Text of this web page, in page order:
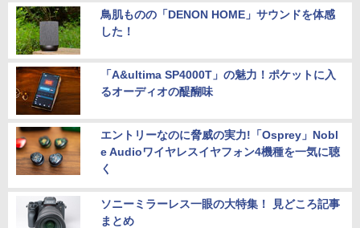
鳥肌ものの「DENON HOME」サウンドを体感
した！
「A&ultima SP4000T」の魅力！ポケットに入
るオーディオの醍醐味
エントリーなのに脅威の実力!「Osprey」Nobl
e Audioワイヤレスイヤフォン4機種を一気に聴
く
ソニーミラーレス一眼の大特集！ 見どころ記事
まとめ